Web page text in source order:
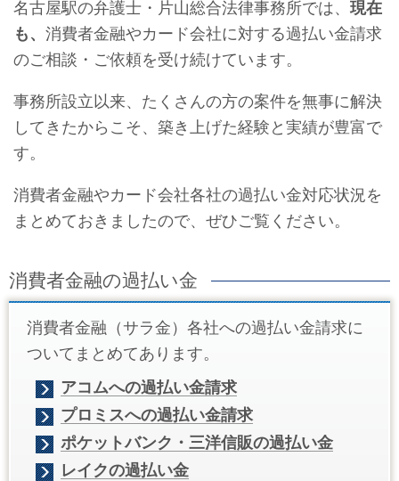
名古屋駅の弁護士・片山総合法律事務所では、 現在
も、 消費者金融やカード会社に対する過払い金請求
のご相談・ご依頼を受け続けています。
事務所設立以来、たくさんの方の案件を無事に解決
してきたからこそ、築き上げた経験と実績が豊富で
す。
消費者金融やカード会社各社の過払い金対応状況を
まとめておきましたので、ぜひご覧ください。
消費者金融の過払い金
消費者金融（サラ金）各社への過払い金請求に
ついてまとめてあります。
アコムへの過払い金請求
プロミスへの過払い金請求
ポケットバンク・三洋信販の過払い金
レイクの過払い金